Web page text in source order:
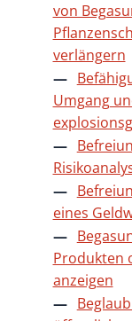
von
verlängern
Umgang
eines
Produkten
anzeigen